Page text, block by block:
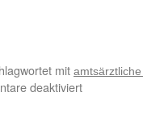
mit
deaktiviertfür